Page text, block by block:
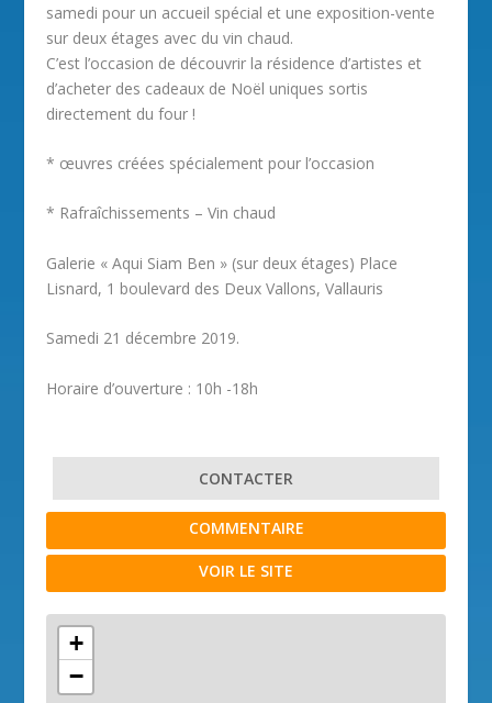
samedi pour un accueil spécial et une exposition-vente
sur deux étages avec du vin chaud.
C’est l’occasion de découvrir la résidence d’artistes et
d’acheter des cadeaux de Noël uniques sortis
directement du four !
* œuvres créées spécialement pour l’occasion
* Rafraîchissements – Vin chaud
Galerie « Aqui Siam Ben » (sur deux étages) Place
Lisnard, 1 boulevard des Deux Vallons, Vallauris
Samedi 21 décembre 2019.
Horaire d’ouverture : ​10h -18h
CONTACTER
COMMENTAIRE
VOIR LE SITE
+
−